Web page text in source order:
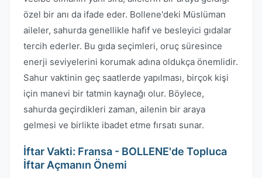
özel bir anı da ifade eder. Bollene'deki Müslüman
aileler, sahurda genellikle hafif ve besleyici gıdalar
tercih ederler. Bu gıda seçimleri, oruç süresince
enerji seviyelerini korumak adına oldukça önemlidir.
Sahur vaktinin geç saatlerde yapılması, birçok kişi
için manevi bir tatmin kaynağı olur. Böylece,
sahurda geçirdikleri zaman, ailenin bir araya
gelmesi ve birlikte ibadet etme fırsatı sunar.
İftar Vakti: Fransa - BOLLENE'de Topluca
İftar Açmanın Önemi